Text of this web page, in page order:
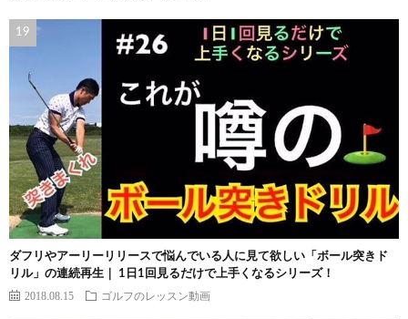
ダフリやアーリーリリースで悩んでいる人に見て欲しい「ボール突きド
リル」の連続再生｜ 1日1回見るだけで上手くなるシリーズ！
2018.08.15 ゴルフのレッスン動画